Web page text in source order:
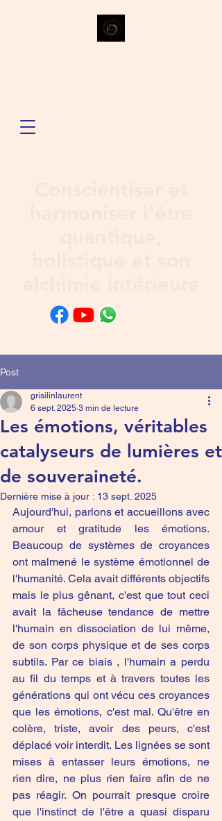
Post
Les émotions, véritables
catalyseurs de lumières et
de souveraineté.
grisilinlaurent
6 sept. 2025 3 min de lecture
Dernière mise à jour : 13 sept. 2025
Aujourd'hui, parlons et accueillons avec
amour et gratitude les émotions.
Beaucoup de systèmes de croyances
ont malmené le système émotionnel de
l'humanité. Cela avait différents objectifs
mais le plus gênant, c'est que tout ceci
avait la fâcheuse tendance de mettre
l'humain en dissociation de lui même,
de son corps physique et de ses corps
subtils. Par ce biais , l'humain a perdu
au fil du temps et à travers toutes les
générations qui ont vécu ces croyances
que les émotions, c'est mal. Qu'être en
colère, triste, avoir des peurs, c'est
déplacé voir interdit. Les lignées se sont
mises à entasser leurs émotions, ne
rien dire, ne plus rien faire afin de ne
pas réagir. On pourrait presque croire
que l'instinct de l'être a quasi disparu